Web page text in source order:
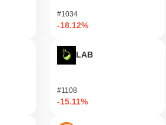
#1034
-18.12%
LAB
#1108
-15.11%